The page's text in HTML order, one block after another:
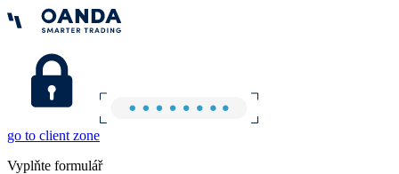
go to client zone
Vyplňte formulář